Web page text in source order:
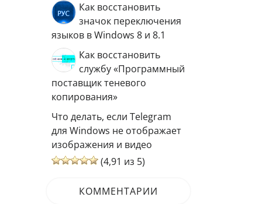
Как восстановить
значок переключения
языков в Windows 8 и 8.1
Как восстановить
службу «Программный
поставщик теневого
копирования»
Что делать, если Telegram
для Windows не отображает
изображения и видео
(4,91 из 5)
КОММЕНТАРИИ